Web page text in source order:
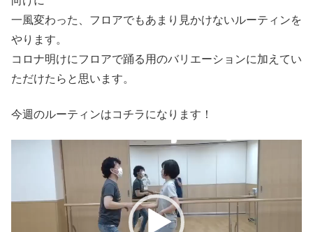
一風変わった、フロアでもあまり見かけないルーティンを
やります。
コロナ明けにフロアで踊る用のバリエーションに加えてい
ただけたらと思います。
今週のルーティンはコチラになります！
レ